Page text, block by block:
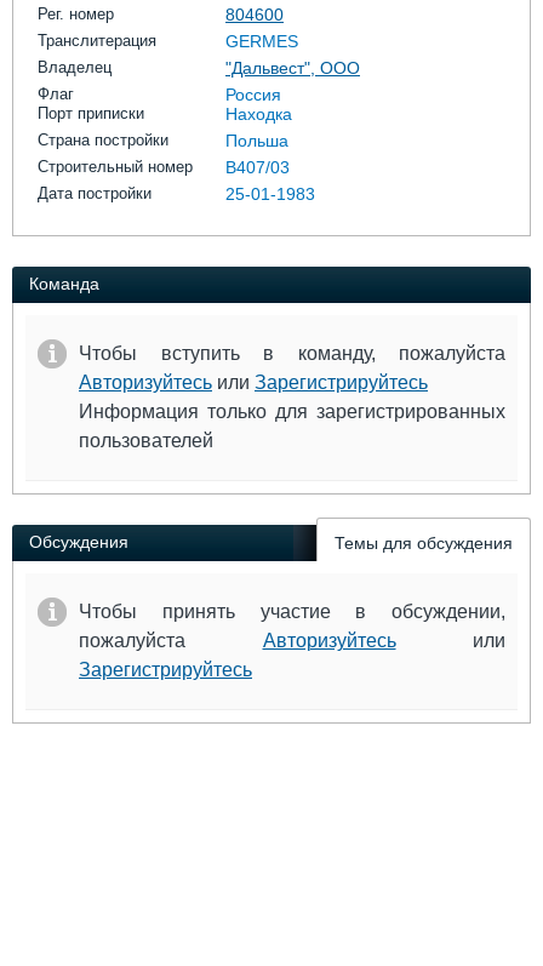
Рег. номер 804600
Транслитерация GERMES
Владелец "Дальвест", ООО
Флаг Россия
Порт приписки Находка
Страна постройки Польша
Строительный номер В407/03
Дата постройки 25-01-1983
Команда
Чтобы вступить в команду, пожалуйста
Авторизуйтесь или Зарегистрируйтесь
Информация только для зарегистрированных
пользователей
Обсуждения Темы для обсуждения
Чтобы принять участие в обсуждении,
пожалуйста Авторизуйтесьили
Зарегистрируйтесь